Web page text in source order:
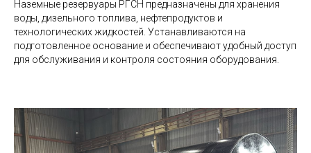
Наземные резервуары РГСН предназначены для хранения
воды, дизельного топлива, нефтепродуктов и
технологических жидкостей. Устанавливаются на
подготовленное основание и обеспечивают удобный доступ
для обслуживания и контроля состояния оборудования.